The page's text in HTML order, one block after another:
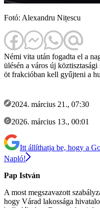
Fotó: Alexandru Nițescu
Némi vita után fogadta el a
ülésén a város új
öt frakcióban kell gyűjteni a
2024. március 21., 07:30
2026. március 13., 00:01
Itt állíthatja be, hogy a
Napló!
Pap István
A most megszavazott
hogy Várad lakossága